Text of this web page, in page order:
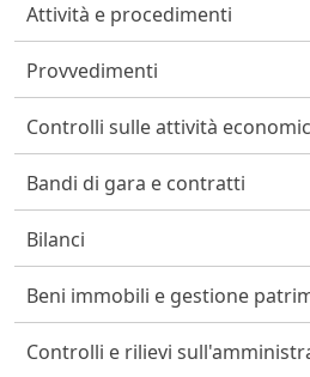
Attività e procedimenti
Provvedimenti
Controlli sulle attività
Bandi di gara e contratti
Bilanci
Beni immobili e gestione
Controlli e rilievi